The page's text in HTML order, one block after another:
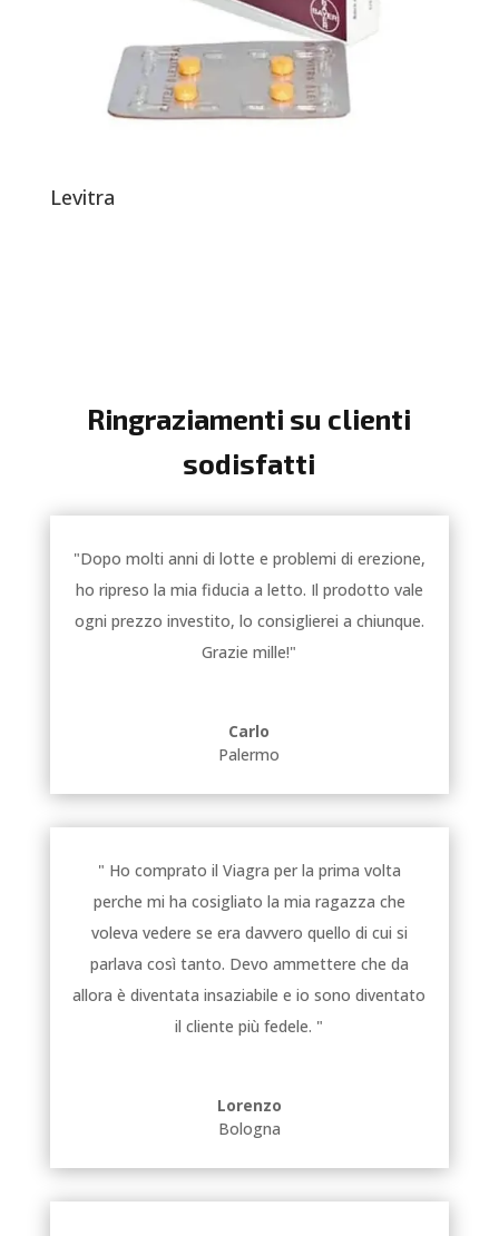
Levitra
Ringraziamenti su clienti
sodisfatti
"Dopo molti anni di lotte e problemi di erezione,
ho ripreso la mia fiducia a letto. Il prodotto vale
ogni prezzo investito, lo consiglierei a chiunque.
Grazie mille!"
Carlo
Palermo
" Ho comprato il Viagra per la prima volta
perche mi ha cosigliato la mia ragazza che
voleva vedere se era davvero quello di cui si
parlava così tanto. Devo ammettere che da
allora è diventata insaziabile e io sono diventato
il cliente più fedele. "
Lorenzo
Bologna